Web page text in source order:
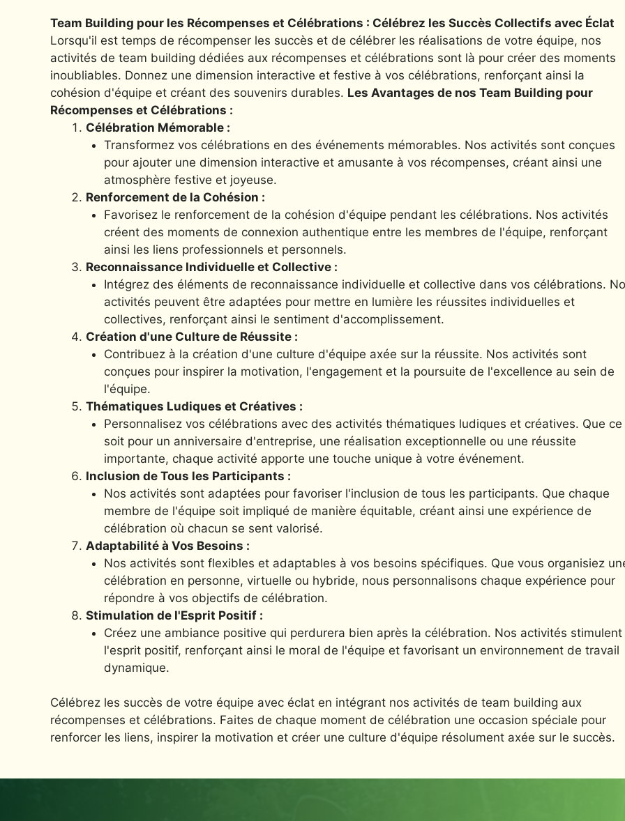
Team Building pour les Récompenses et Célébrations : Célébrez les Succès Collectifs avec Éclat
Lorsqu'il est temps de récompenser les succès et de célébrer les réalisations de votre équipe, nos
activités de team building dédiées aux récompenses et célébrations sont là pour créer des moments
inoubliables. Donnez une dimension interactive et festive à vos célébrations, renforçant ainsi la
cohésion d'équipe et créant des souvenirs durables. Les Avantages de nos Team Building pour
Récompenses et Célébrations :
Célébration Mémorable :
Transformez vos célébrations en des événements mémorables. Nos activités sont conçues
pour ajouter une dimension interactive et amusante à vos récompenses, créant ainsi une
atmosphère festive et joyeuse.
Renforcement de la Cohésion :
Favorisez le renforcement de la cohésion d'équipe pendant les célébrations. Nos activités
créent des moments de connexion authentique entre les membres de l'équipe, renforçant
ainsi les liens professionnels et personnels.
Reconnaissance Individuelle et Collective :
Intégrez des éléments de reconnaissance individuelle et collective dans vos célébrations.
activités peuvent être adaptées pour mettre en lumière les réussites individuelles et
collectives, renforçant ainsi le sentiment d'accomplissement.
Création d'une Culture de Réussite :
Contribuez à la création d'une culture d'équipe axée sur la réussite. Nos activités sont
conçues pour inspirer la motivation, l'engagement et la poursuite de l'excellence au sein de
l'équipe.
Thématiques Ludiques et Créatives :
Personnalisez vos célébrations avec des activités thématiques ludiques et créatives. Que ce
soit pour un anniversaire d'entreprise, une réalisation exceptionnelle ou une réussite
importante, chaque activité apporte une touche unique à votre événement.
Inclusion de Tous les Participants :
Nos activités sont adaptées pour favoriser l'inclusion de tous les participants. Que chaque
membre de l'équipe soit impliqué de manière équitable, créant ainsi une expérience de
célébration où chacun se sent valorisé.
Adaptabilité à Vos Besoins :
Nos activités sont flexibles et adaptables à vos besoins spécifiques. Que vous organisiez
célébration en personne, virtuelle ou hybride, nous personnalisons chaque expérience pour
répondre à vos objectifs de célébration.
Stimulation de l'Esprit Positif :
Créez une ambiance positive qui perdurera bien après la célébration. Nos activités stimulent
l'esprit positif, renforçant ainsi le moral de l'équipe et favorisant un environnement de travail
dynamique.
Célébrez les succès de votre équipe avec éclat en intégrant nos activités de team building aux
récompenses et célébrations. Faites de chaque moment de célébration une occasion spéciale pour
renforcer les liens, inspirer la motivation et créer une culture d'équipe résolument axée sur le succès.